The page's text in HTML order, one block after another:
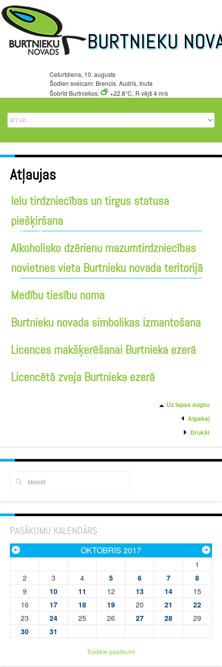
Ceturtdiena, 10. augusts
Šodien sveicam: Brencis, Audris, Inuta
Šobrīd Burtniekos:
+22.8℃, R vējš 4 m/s
Atļaujas
Ielu tirdzniecības un tirgus statusa
piešķiršana
Alkoholisko dzērienu mazumtirdzniecības
novietnes vieta Burtnieku novada teritorijā
Medību tiesību noma
Burtnieku novada simbolikas izmantošana
Licences makšķerēšanai Burtnieka ezerā
Licencētā zveja Burtnieka ezerā
Uz lapas augšu
Atpakaļ
Drukāt
PASĀKUMU KALENDĀRS
OKTOBRIS 2017
1
2
3 4 5 6 7
8
9
10 11 12 13 14
15
16
17 18 19 20 21
22
23
24 25 26 27 28
29
30
31
Tuvākie pasākumi